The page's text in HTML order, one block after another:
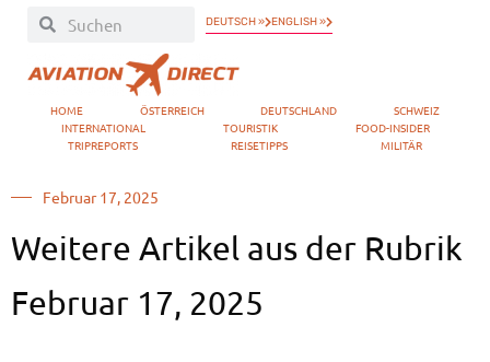
DEUTSCH » ENGLISH »
HOME ÖSTERREICH DEUTSCHLAND
SCHWEIZ
INTERNATIONAL
TOURISTIK
FOOD-INSIDER
TRIPREPORTS
REISETIPPS MILITÄR
Februar 17, 2025
Weitere Artikel aus der Rubrik
Februar 17, 2025